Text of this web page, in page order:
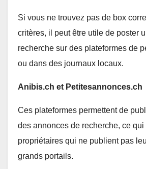
Si vous ne trouvez pas de box
critères, il peut être utile de poster
recherche sur des plateformes de
ou dans des journaux locaux.
Anibis.ch et Petitesannonces.ch
Ces plateformes permettent de
des annonces de recherche, ce qui
propriétaires qui ne publient pas
grands portails.